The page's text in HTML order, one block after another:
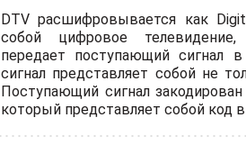
DTV расшифровывается как
собой цифровое
передает поступающий сигнал
сигнал представляет собой не
Поступающий сигнал
который представляет собой код